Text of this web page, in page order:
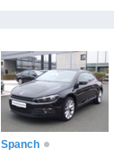
Spanch